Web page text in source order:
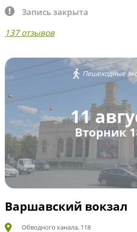
Запись закрыта
137 отзывов
Пешеходные
11
Вторник
Варшавский вокзал
Обводного канала, 118